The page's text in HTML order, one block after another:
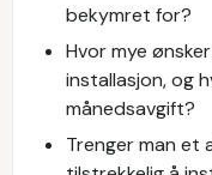
bekymret for?
Hvor mye
installasjon, og
månedsavgift?
Trenger man et